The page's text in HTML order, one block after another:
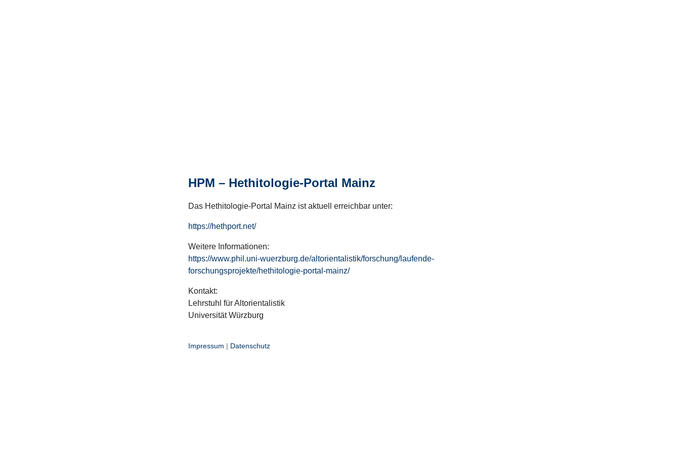
HPM – Hethitologie-Portal Mainz
Das Hethitologie-Portal Mainz ist aktuell erreichbar unter:
https://hethport.net/
Weitere Informationen:
https://www.phil.uni-wuerzburg.de/altorientalistik/forschung/laufende-
forschungsprojekte/hethitologie-portal-mainz/
Kontakt:
Lehrstuhl für Altorientalistik
Universität Würzburg
Impressum | Datenschutz